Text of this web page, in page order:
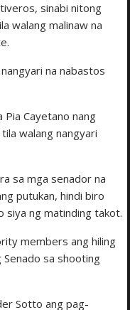
sinabi nitong
walang malinaw na
na nabastos
Pia Cayetano nang
walang nangyari
sa mga senador na
putukan, hindi biro
siya ng matinding takot.
members ang hiling
sa shooting
Sotto ang pag-